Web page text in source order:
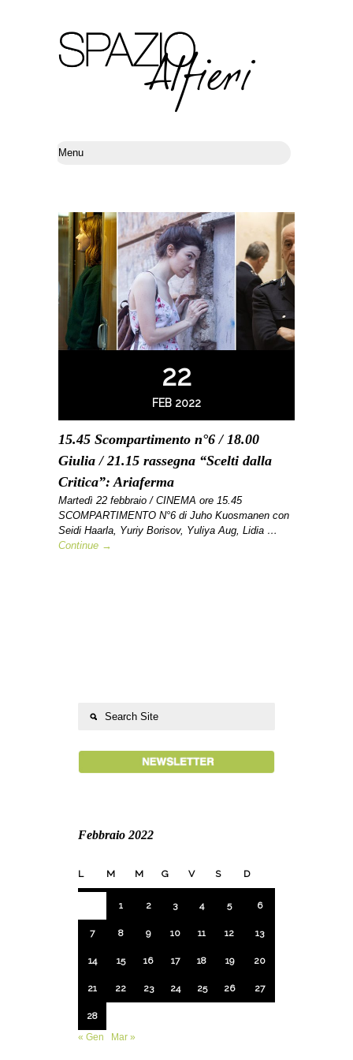
22
FEB 2022
15.45 Scompartimento n°6 / 18.00
Giulia / 21.15 rassegna “Scelti dalla
Critica”: Ariaferma
Martedì 22 febbraio / CINEMA ore 15.45
SCOMPARTIMENTO N°6 di Juho Kuosmanen con
Seidi Haarla, Yuriy Borisov, Yuliya Aug, Lidia …
Continue →
Febbraio 2022
L M M G V S D
1 2 3 4 5 6
7 8 9 10 11 12 13
14 15 16 17 18 19 20
21 22 23 24 25 26 27
28
« Gen
Mar »